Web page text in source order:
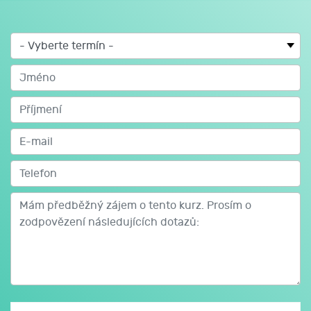
Zápis hospodářských operací
Výsledkové účty
Zásoby
Uzavření účetnictví a výsledek hospodářských operací
Majetek
Mzdy